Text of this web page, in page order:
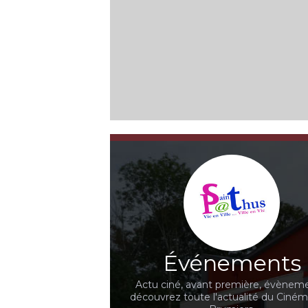
Événements
Actu ciné, avant première,
découvrez toute l'actualité du